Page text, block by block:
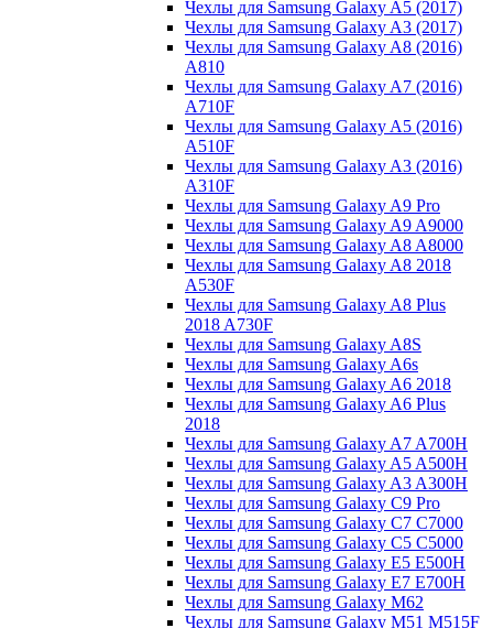
Чехлы для Samsung Galaxy A5 (2017)
Чехлы для Samsung Galaxy A3 (2017)
Чехлы для Samsung Galaxy A8 (2016)
A810
Чехлы для Samsung Galaxy A7 (2016)
A710F
Чехлы для Samsung Galaxy A5 (2016)
A510F
Чехлы для Samsung Galaxy A3 (2016)
A310F
Чехлы для Samsung Galaxy A9 Pro
Чехлы для Samsung Galaxy A9 A9000
Чехлы для Samsung Galaxy A8 A8000
Чехлы для Samsung Galaxy A8 2018
A530F
Чехлы для Samsung Galaxy A8 Plus
2018 A730F
Чехлы для Samsung Galaxy A8S
Чехлы для Samsung Galaxy A6s
Чехлы для Samsung Galaxy A6 2018
Чехлы для Samsung Galaxy A6 Plus
2018
Чехлы для Samsung Galaxy A7 A700H
Чехлы для Samsung Galaxy A5 A500H
Чехлы для Samsung Galaxy A3 A300H
Чехлы для Samsung Galaxy C9 Pro
Чехлы для Samsung Galaxy C7 C7000
Чехлы для Samsung Galaxy C5 C5000
Чехлы для Samsung Galaxy E5 E500H
Чехлы для Samsung Galaxy E7 E700H
Чехлы для Samsung Galaxy M62
Чехлы для Samsung Galaxy M51 M515F